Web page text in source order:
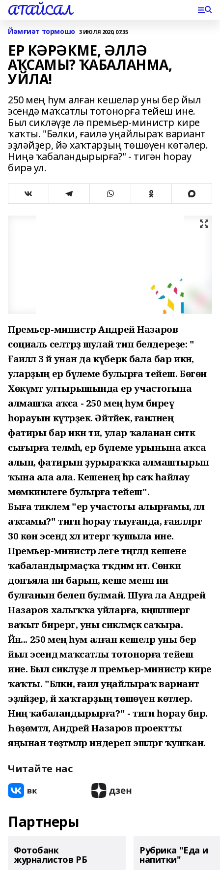
АТАЙСАЛ
Йәмғиәт тормошо 3 ИЮЛЯ 2020, 07:35
ЕР КӘРӘКМЕ, ӘЛЛӘ
АҠСАМЫ? ҠАБАЛАНМА,
УЙЛА!
250 мең һум алған кешеләр уны бер йыл
эсендә маҡсатлы тотонорға тейеш ине.
Был сикләүҙе лә премьер-министр кире
ҡаҡты. "Бәлки, ғаилә уңайлыраҡ вариант
эҙләйҙер, йә хаҡтарҙың төшөүен көтәлер.
Ниңә ҡабаландырырға?" - тигән һорау
бирә ул.
Премьер-министр Андрей Назаров
социаль селтәрҙә шулай тип белдереҙе: "
Ғаиләлә 3 йә унан да күберәк бала бар икән,
уларҙың ер бүлеме булырға тейеш. Бөгөн
Хөкүмәт ултырышында ер участогына
алмашҡа аҡса - 250 мең һум биреү
һорауын күтәрҙек. Әйтәйек, ғаиләнең
фатиры бар икән ти, улар ҡаланан ситкә
сығырға теләмәһә, ер бүлеме урынына аҡса
алып, фатирын ҙурыраҡҡа алмаштырып
ҡына ала ала. Кешенең һәр саҡ һайлау
мөмкинлеге булырға тейеш".
Быға тиклем "ер участогы алырғамы, әллә
аҡсамы?" тигән һорау тыуғанда, ғаиләләргә
30 көн эсендә хәл итергә ҡушыла ине.
Премьер-министр әлеге тәңгәлдә кешене
ҡабаландырмаҫҡа тәҡдим итә. Сөнки
донъяла ни барын, кеше менән ни
булғанын белеп булмай. Шуға ла Андрей
Назаров халыҡҡа уйларға, кәңәшләшергә
ваҡыт бирергә, уны сикләмәҫкә саҡыра.
Йәнә... 250 мең һум алған кешеләр уны бер
йыл эсендә маҡсатлы тотонорға тейеш
ине. Был сикләүҙе лә премьер-министр кире
ҡаҡты. "Бәлки, ғаилә уңайлыраҡ вариант
эҙләйҙер, йә хаҡтарҙың төшөүен көтәлер.
Ниңә ҡабаландырырға?" - тигән һорау бирә.
Һөҙөмтәлә, Андрей Назаров проектты
яңынан төҙәтмәләр индереп эшләргә ҡушҡан.
Читайте нас
Партнеры
Фотобанк
журналистов РБ
Рубрика "Еда и
напитки"